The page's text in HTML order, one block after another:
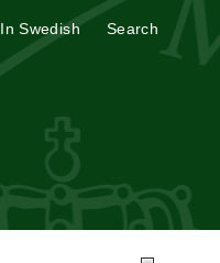
In Swedish Search